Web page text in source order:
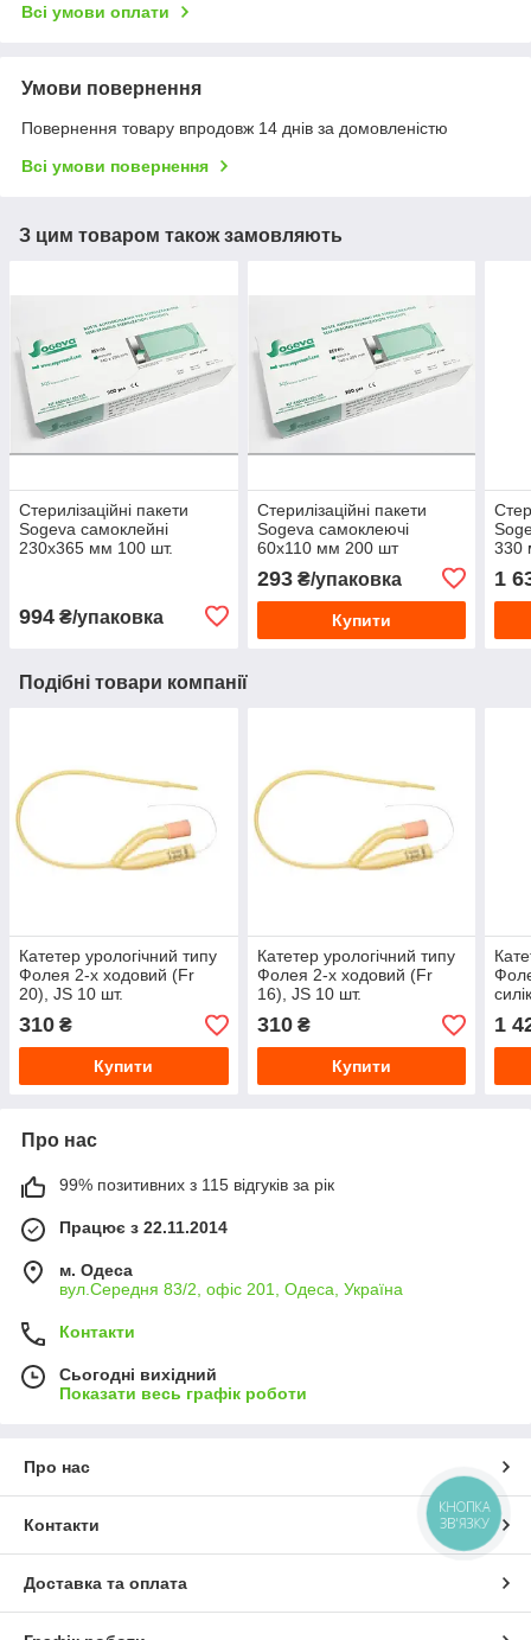
Всі умови оплати
Умови повернення
Повернення товару впродовж 14 днів за домовленістю
Всі умови повернення
З цим товаром також замовляють
Стерилізаційні пакети
Sogeva самоклейні
230х365 мм 100 шт.
994 ₴/упаковка
Стерилізаційні пакети
Sogeva самоклеючі
60х110 мм 200 шт
293₴/упаковка
Купити
330
1
Подібні товари компанії
Катетер урологічний типу
Фолея 2-х ходовий (Fr
20), JS 10 шт.
310 ₴
Купити
Катетер урологічний типу
Фолея 2-х ходовий (Fr
16), JS 10 шт.
310₴
Купити
1
Про нас
99% позитивних з 115 відгуків за рік
Працює з 22.11.2014
м. Одеса
вул.Середня 83/2, офіс 201, Одеса, Україна
Контакти
Сьогодні вихідний
Показати весь графік роботи
Про нас
Контакти
Доставка та оплата
КНОПКА
ЗВ'ЯЗКУ